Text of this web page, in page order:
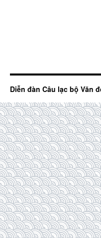
Diễn đàn Câu lạc bộ Văn